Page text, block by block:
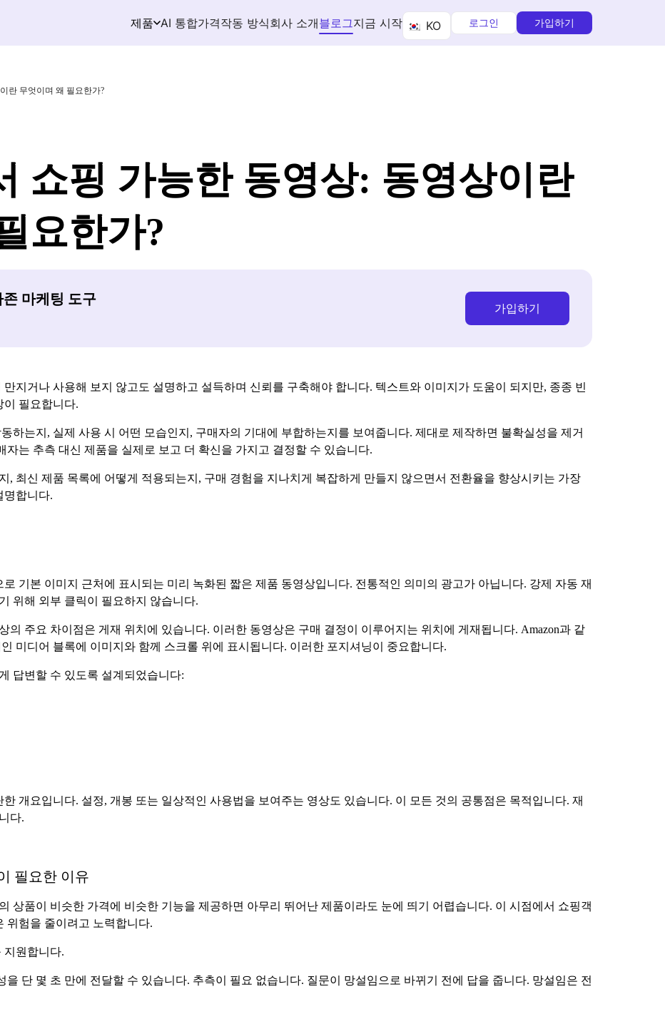
제품 AI 통합가격작동 방식회사 소개블로그지금 시작 KO 로그인 가입하기
란 무엇이며 왜 필요한가?
쇼핑 가능한 동영상: 동영상이란
요한가?
존 마케팅 도구
가입하기
지거나 사용해 보지 않고도 설명하고 설득하며 신뢰를 구축해야 합니다. 텍스트와 이미지가 도움이 되지만, 종종 빈
이 필요합니다.
하는지, 실제 사용 시 어떤 모습인지, 구매자의 기대에 부합하는지를 보여줍니다. 제대로 제작하면 불확실성을 제거
는 추측 대신 제품을 실제로 보고 더 확신을 가지고 결정할 수 있습니다.
, 최신 제품 목록에 어떻게 적용되는지, 구매 경험을 지나치게 복잡하게 만들지 않으면서 전환율을 향상시키는 가장
명합니다.
기본 이미지 근처에 표시되는 미리 녹화된 짧은 제품 동영상입니다. 전통적인 의미의 광고가 아닙니다. 강제 자동 재
위해 외부 클릭이 필요하지 않습니다.
의 주요 차이점은 게재 위치에 있습니다. 이러한 동영상은 구매 결정이 이루어지는 위치에 게재됩니다. Amazon과 같
미디어 블록에 이미지와 함께 스크롤 위에 표시됩니다. 이러한 포지셔닝이 중요합니다.
답변할 수 있도록 설계되었습니다:
개요입니다. 설정, 개봉 또는 일상적인 사용법을 보여주는 영상도 있습니다. 이 모든 것의 공통점은 목적입니다. 재
다.
필요한 이유
상품이 비슷한 가격에 비슷한 기능을 제공하면 아무리 뛰어난 제품이라도 눈에 띄기 어렵습니다. 이 시점에서 쇼핑객
위험을 줄이려고 노력합니다.
지원합니다.
단 몇 초 만에 전달할 수 있습니다. 추측이 필요 없습니다. 질문이 망설임으로 바뀌기 전에 답을 줍니다. 망설임은 전